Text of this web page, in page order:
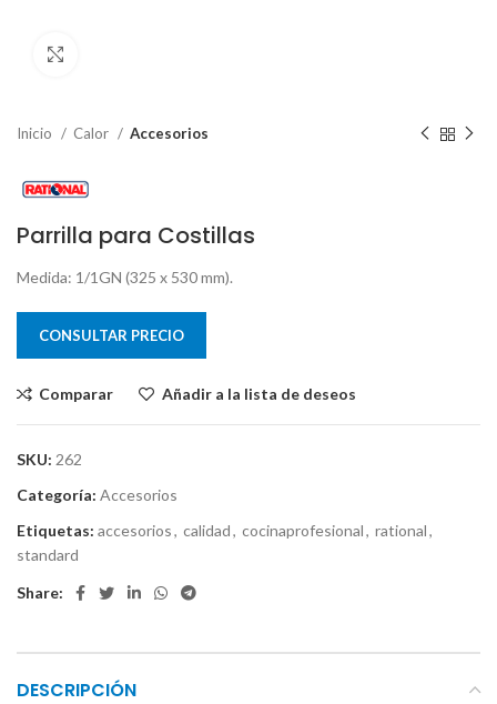
Inicio Calor Accesorios
Parrilla para Costillas
Medida: 1/1GN (325 x 530 mm).
CONSULTAR PRECIO
Comparar Añadir a la lista de deseos
SKU: 262
Categoría: Accesorios
Etiquetas: accesorios, calidad, cocinaprofesional, rational,
standard
Share:
DESCRIPCIÓN